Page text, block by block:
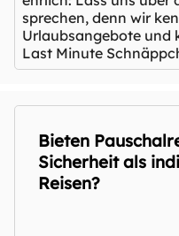
sprechen, denn wir
Urlaubsangebote und
Last Minute
Bieten
Sicherheit als
Reisen?